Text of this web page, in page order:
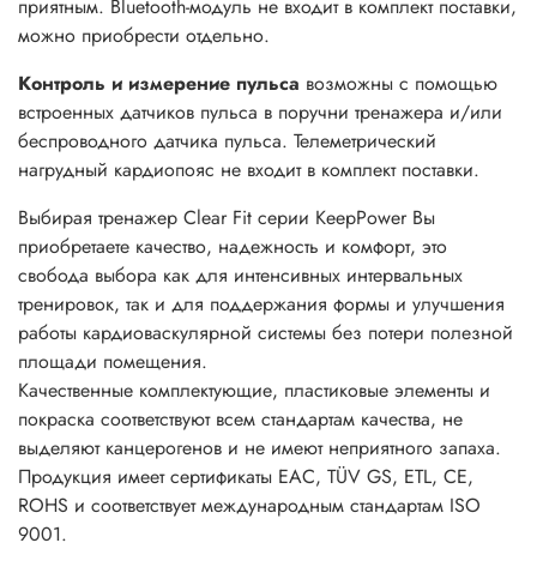
приятным. Bluetooth-модуль не входит в комплект поставки,
можно приобрести отдельно.
Контроль и измерение пульса возможны с помощью
встроенных датчиков пульса в поручни тренажера и/или
беспроводного датчика пульса. Телеметрический
нагрудный кардиопояс не входит в комплект поставки.
Выбирая тренажер Clear Fit серии KeepPower Вы
приобретаете качество, надежность и комфорт, это
свобода выбора как для интенсивных интервальных
тренировок, так и для поддержания формы и улучшения
работы кардиоваскулярной системы без потери полезной
площади помещения.
Качественные комплектующие, пластиковые элементы и
покраска соответствуют всем стандартам качества, не
выделяют канцерогенов и не имеют неприятного запаха.
Продукция имеет сертификаты EAC, TÜV GS, ETL, CE,
ROHS и соответствует международным стандартам ISO
9001.